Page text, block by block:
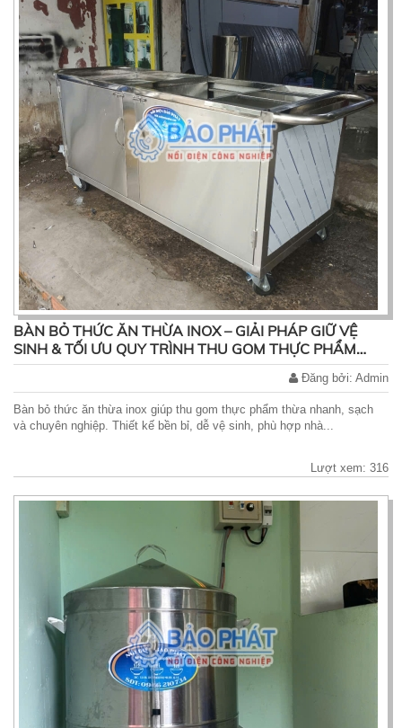
BÀN BỎ THỨC ĂN THỪA INOX – GIẢI PHÁP GIỮ VỆ
SINH & TỐI ƯU QUY TRÌNH THU GOM THỰC PHẨM
THỪA
Đăng bởi: Admin
Bàn bỏ thức ăn thừa inox giúp thu gom thực phẩm thừa nhanh, sạch
và chuyên nghiệp. Thiết kế bền bỉ, dễ vệ sinh, phù hợp nhà...
Lượt xem: 316